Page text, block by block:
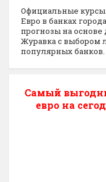
Официальные
Евро в банках
прогнозы на основе
Журавка с
популярных банков.
Самый
евро на